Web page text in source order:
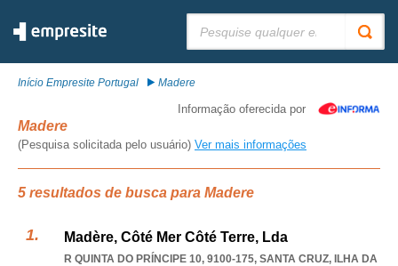
Início Empresite Portugal Madere
Informação oferecida por
Madere
(Pesquisa solicitada pelo usuário) Ver mais informações
5 resultados de busca para Madere
Madère, Côté Mer Côté Terre, Lda
R QUINTA DO PRÍNCIPE 10, 9100-175, SANTA CRUZ, ILHA DA